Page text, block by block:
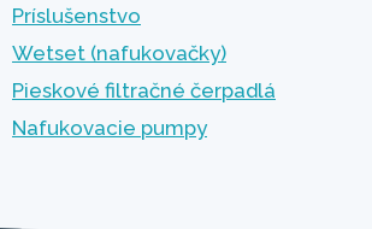
Príslušenstvo
Wetset (nafukovačky)
Pieskové filtračné čerpadlá
Nafukovacie pumpy